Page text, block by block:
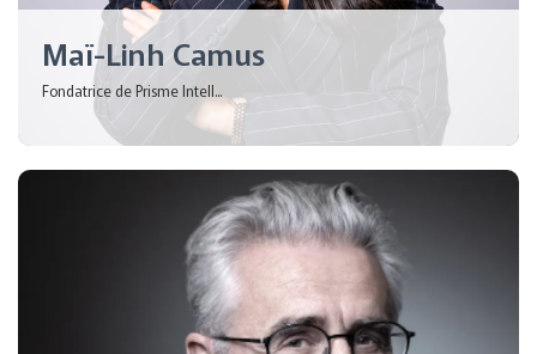
Maï-Linh Camus
Fondatrice de Prisme Intell...